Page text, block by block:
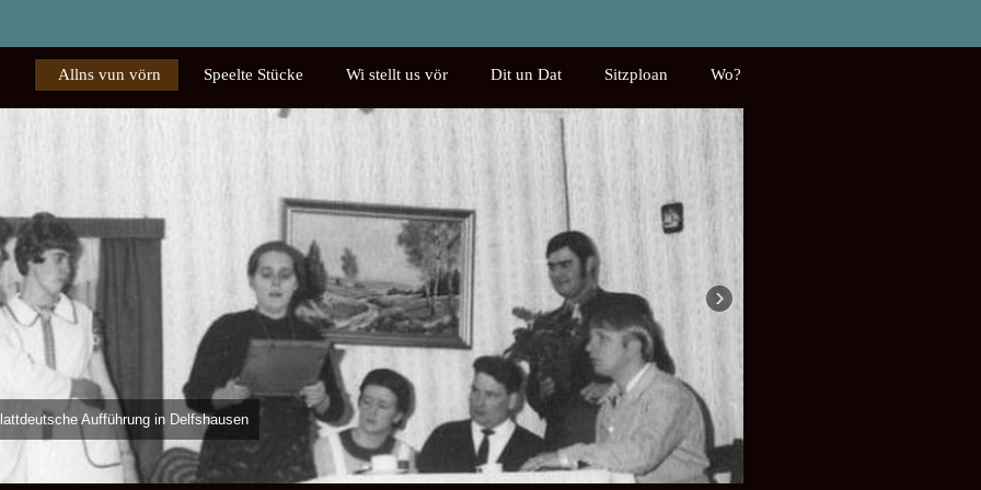
Allns vun vörn Speelte Stücke Wi stellt us vör Dit un Dat Sitzploan Wo?
Aufführung in Delfshausen
1976 - Den Lachmuskeln die Sporen geben
Büx!
das Publikum in Delfshausen
›